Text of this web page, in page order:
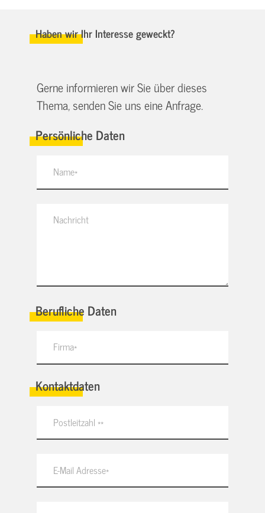
Haben wir Ihr Interesse geweckt?
Gerne informieren wir Sie über dieses
Thema, senden Sie uns eine Anfrage.
Persönliche Daten
Berufliche Daten
Kontaktdaten